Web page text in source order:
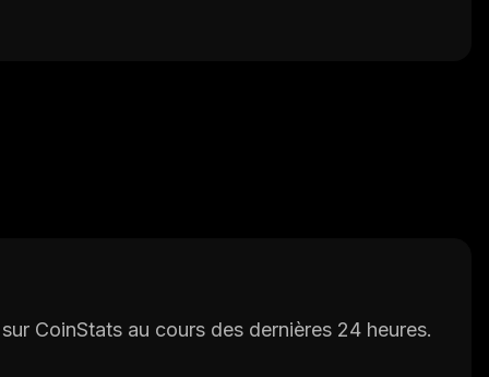
CoinStats au cours des dernières 24 heures.